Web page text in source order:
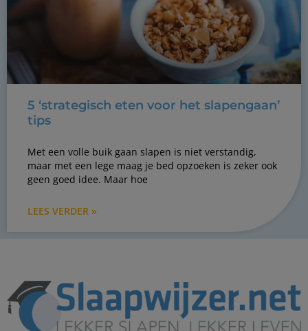
5 ‘strategisch eten voor het slapengaan’
tips
Met een volle buik gaan slapen is niet verstandig,
maar met een lege maag je bed opzoeken is zeker ook
geen goed idee. Maar hoe
LEES VERDER »